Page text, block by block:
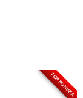
TOP PONUKA